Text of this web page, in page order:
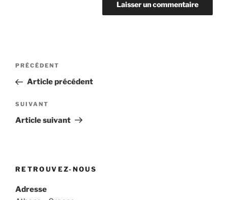
Navigation
l’article
Article
précédent
PRÉCÉDENT
Article précédent
Article
suivant
SUIVANT
Article suivant
RETROUVEZ-NOUS
Adresse